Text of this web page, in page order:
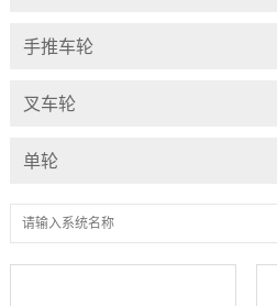
手推车轮
叉车轮
单轮